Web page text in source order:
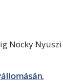
Nocky Nyuszi
,